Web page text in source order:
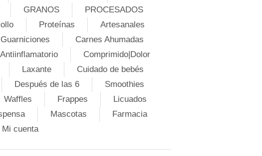
GRANOS
PROCESADOS
Proteínas
Artesanales
Guarniciones
Carnes Ahumadas
Antiinflamatorio
Comprimido|Dolor
Laxante
Cuidado de bebés
Después de las 6
Smoothies
Waffles Frappes
Licuados
Mascotas
Farmacia
Mi cuenta